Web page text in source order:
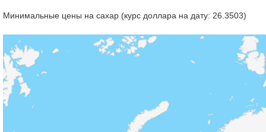
Минимальные цены на сахар (курс доллара на дату: 26.3503)